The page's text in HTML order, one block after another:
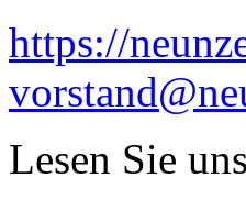
https://
Lesen Sie